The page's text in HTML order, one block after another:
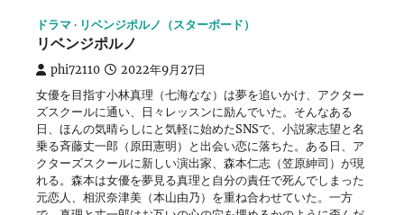
ドラマ リベンジポルノ（スターボード）
リベンジポルノ
phi72110 2022年9月27日
女優を目指す小林真理（七海なな）は夢を追いかけ、アクター
ズスクールに通い、日々レッスンに励んでいた。そんなある
日、ほんの気晴らしにと気軽に始めたSNSで、小説家志望と名
乗る斉藤丈一郎（原田憲明）と出会い恋に落ちた。ある日、ア
クターズスクールに新しい演出家、森本仁志（笠原紳司）が現
れる。森本は女優を夢見る真理と自分の責任で死んでしまった
元恋人、相沢奈津美（本山由乃）を重ね合わせていた。一方